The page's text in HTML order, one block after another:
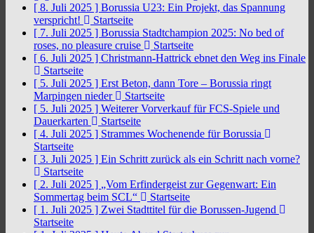
[ 8. Juli 2025 ] Borussia U23: Ein Projekt, das Spannung
verspricht!
Startseite
[ 7. Juli 2025 ] Borussia Stadtchampion 2025: No bed of
roses, no pleasure cruise
Startseite
[ 6. Juli 2025 ] Christmann-Hattrick ebnet den Weg ins Finale
Startseite
[ 5. Juli 2025 ] Erst Beton, dann Tore – Borussia ringt
Marpingen nieder
Startseite
[ 5. Juli 2025 ] Weiterer Vorverkauf für FCS-Spiele und
Dauerkarten
Startseite
[ 4. Juli 2025 ] Strammes Wochenende für Borussia
Startseite
[ 3. Juli 2025 ] Ein Schritt zurück als ein Schritt nach vorne?
Startseite
[ 2. Juli 2025 ] „Vom Erfindergeist zur Gegenwart: Ein
Sommertag beim SCL“
Startseite
[ 1. Juli 2025 ] Zwei Stadttitel für die Borussen-Jugend
Startseite